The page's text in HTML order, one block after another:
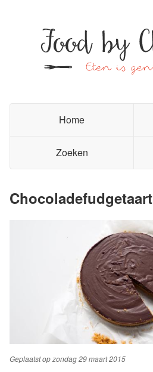
Home
Zoeken
Chocoladefudgetaart
Geplaatst opzondag 29 maart 2015